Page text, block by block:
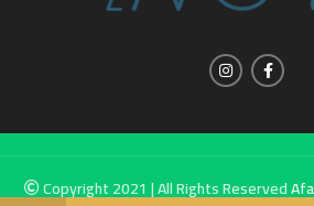
Copyright 2021 | All Rights Reserved